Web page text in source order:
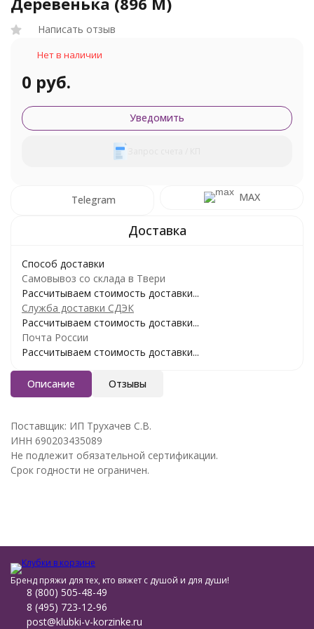
Написать отзыв
Нет в наличии
0 руб.
Уведомить
Telegram MAX
Способ доставки
Самовывоз со склада в Твери
Рассчитываем стоимость доставки...
Служба доставки СДЭК
Рассчитываем стоимость доставки...
Почта России
Рассчитываем стоимость доставки...
Описание Отзывы
Поставщик: ИП Трухачев С.В.
ИНН 690203435089
Не подлежит обязательной сертификации.
Срок годности не ограничен.
Бренд пряжи для тех, кто вяжет с душой и для души!
8 (800) 505-48-49
8 (495) 723-12-96
post@klubki-v-korzinke.ru